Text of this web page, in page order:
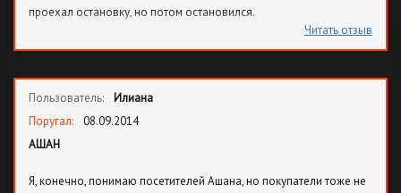
проехал остановку, но потом остановился.
Читать отзыв
Пользователь:
Илиана
Поругал:
08.09.2014
АШАН
Я, конечно, понимаю посетителей Ашана, но покупатели тоже не